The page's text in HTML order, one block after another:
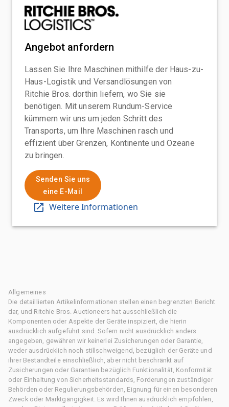
Angebot anfordern
Lassen Sie Ihre Maschinen mithilfe der Haus-zu-
Haus-Logistik und Versandlösungen von
Ritchie Bros. dorthin liefern, wo Sie sie
benötigen. Mit unserem Rundum-Service
kümmern wir uns um jeden Schritt des
Transports, um Ihre Maschinen rasch und
effizient über Grenzen, Kontinente und Ozeane
zu bringen.
Senden Sie uns
eine E-Mail
Weitere Informationen
Allgemeines
Die detaillierten Artikelinformationen stellen einen begrenzten Bericht
dar, und Ritchie Bros. Auctioneers hat ausschließlich die
Komponenten oder Aspekte der Geräte inspiziert, die hierin
ausdrücklich aufgeführt sind. Sofern nicht ausdrücklich anders
angegeben, gewähren wir keinerlei Zusicherungen oder Garantie,
weder ausdrücklich noch stillschweigend, bezüglich der Geräte und
ihrer Bestandteile einschließlich, aber nicht beschränkt auf
Zusicherungen oder Garantien bezüglich Funktionalität, Konformität
oder Einhaltung von Sicherheitsstandards, Forderungen zuständiger
Behörden oder Regulierungsbehörden, Eignung für einen besonderen
Zweck oder Marktgängigkeit. Es wird Ihnen ausdrücklich empfohlen,